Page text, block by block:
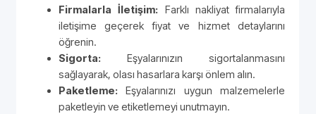
Firmalarla İletişim: Farklı nakliyat firmalarıyla
iletişime geçerek fiyat ve hizmet detaylarını
öğrenin.
Sigorta: Eşyalarınızın sigortalanmasını
sağlayarak, olası hasarlara karşı önlem alın.
Paketleme: Eşyalarınızı uygun malzemelerle
paketleyin ve etiketlemeyi unutmayın.